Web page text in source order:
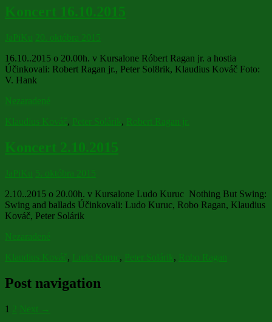
Koncert 16.10.2015
JaPiKu 20. októbra 2015
16.10..2015 o 20.00h. v Kursalone Róbert Ragan jr. a hostia
Účinkovali: Robert Ragan jr., Peter Sol8rik, Klaudius Kováč Foto:
V. Hank
Nezaradené
Klaudius Kováč, Peter Solárik, Robert Ragan jr.
Koncert 2.10.2015
JaPiKu 5. októbra 2015
2.10..2015 o 20.00h. v Kursalone Ludo Kuruc Nothing But Swing:
Swing and ballads Účinkovali: Ludo Kuruc, Robo Ragan, Klaudius
Kováč, Peter Solárik
Nezaradené
Klaudius Kováč, Ludo Kuruc, Peter Solárik, Robo Ragan
Post navigation
1 2 Next →